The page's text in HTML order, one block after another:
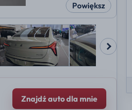
Powiększ
Znajdź auto dla mnie